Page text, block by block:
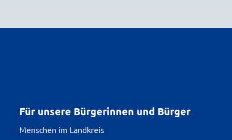
Für unsere Bürgerinnen und Bürger
Menschen im Landkreis